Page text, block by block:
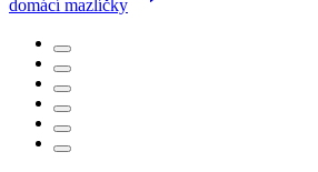
domácí mazlíčky